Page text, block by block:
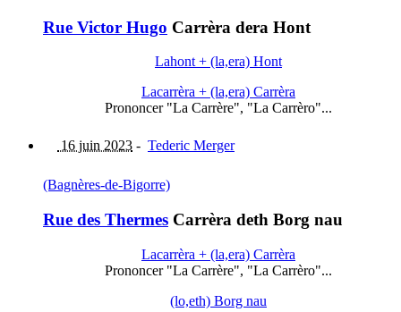
Rue Victor Hugo Carrèra dera Hont
Lahont + (la,era) Hont
Lacarrèra + (la,era) Carrèra
Prononcer "La Carrère", "La Carrèro"...
16 juin 2023 - Tederic Merger
(Bagnères-de-Bigorre)
Rue des Thermes Carrèra deth Borg nau
Lacarrèra + (la,era) Carrèra
Prononcer "La Carrère", "La Carrèro"...
(lo,eth) Borg nau